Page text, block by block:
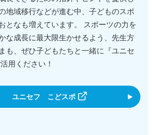
地域移行などが進む中、子どものスポ
となも増えています。 スポーツの力を
な成長に最大限生かせるよう、先生方
も、ぜひ子どもたちと一緒に『ユニセ
用ください！
ユニセフ こどスポ